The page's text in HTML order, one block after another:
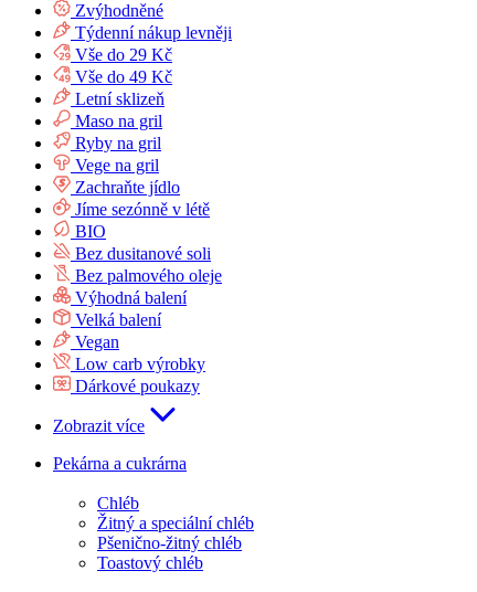
Zvýhodněné
Týdenní nákup levněji
Vše do 29 Kč
Vše do 49 Kč
Letní sklizeň
Maso na gril
Ryby na gril
Vege na gril
Zachraňte jídlo
Jíme sezónně v létě
BIO
Bez dusitanové soli
Bez palmového oleje
Výhodná balení
Velká balení
Vegan
Low carb výrobky
Dárkové poukazy
Zobrazit více
Pekárna a cukrárna
Chléb
Žitný a speciální chléb
Pšenično-žitný chléb
Toastový chléb